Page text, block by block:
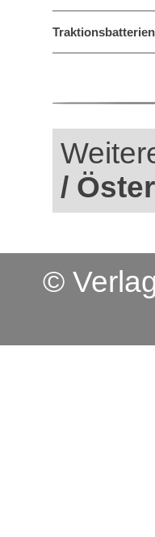
/
©